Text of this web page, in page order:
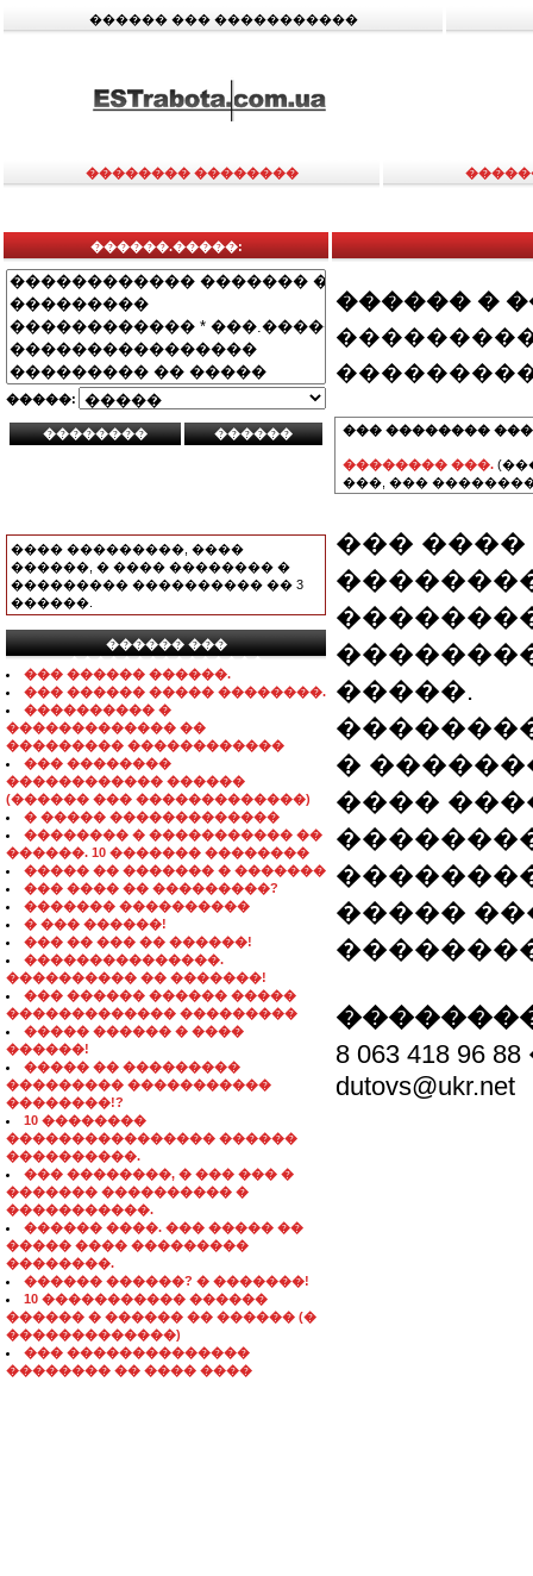
������ ��� �����������
�������� ��������
������.�����:
�����:
���� ���������, ����
������, � ���� �������� �
��������� ���������� �� 3
������.
������ ���
���������������
��� ������ ������.
��� ������ ����� ��������.
���������� �
������������� ��
��������� ������������
��� ��������
������������ ������
(������ ��� �������������)
� ����� �������������
�������� � ����������� ��
������. 10 ������� ��������
����� �� ������� � �������
��� ���� �� ���������?
������� ����������
� ��� ������!
��� �� ��� �� ������!
���������������.
���������� �� �������!
��� ������ ������ �����
������������� ���������
����� ������ � ����
������!
����� �� ���������
��������� �����������
��������!?
10 ��������
���������������� ������
����������.
��� ��������, � ��� ��� �
������� ���������� �
�����������.
������ ����. ��� ����� ��
����� ���� ���������
��������.
������ ������? � �������!
10 ����������� ������
������ � ������ �� ������ (�
�������������)
��� ��������������
�������� �� ���� ����
������ �
��� ��������
�������� ���.
���, ���
���
�����.
�
����
�����
8 063 418
dutovs@ukr.net